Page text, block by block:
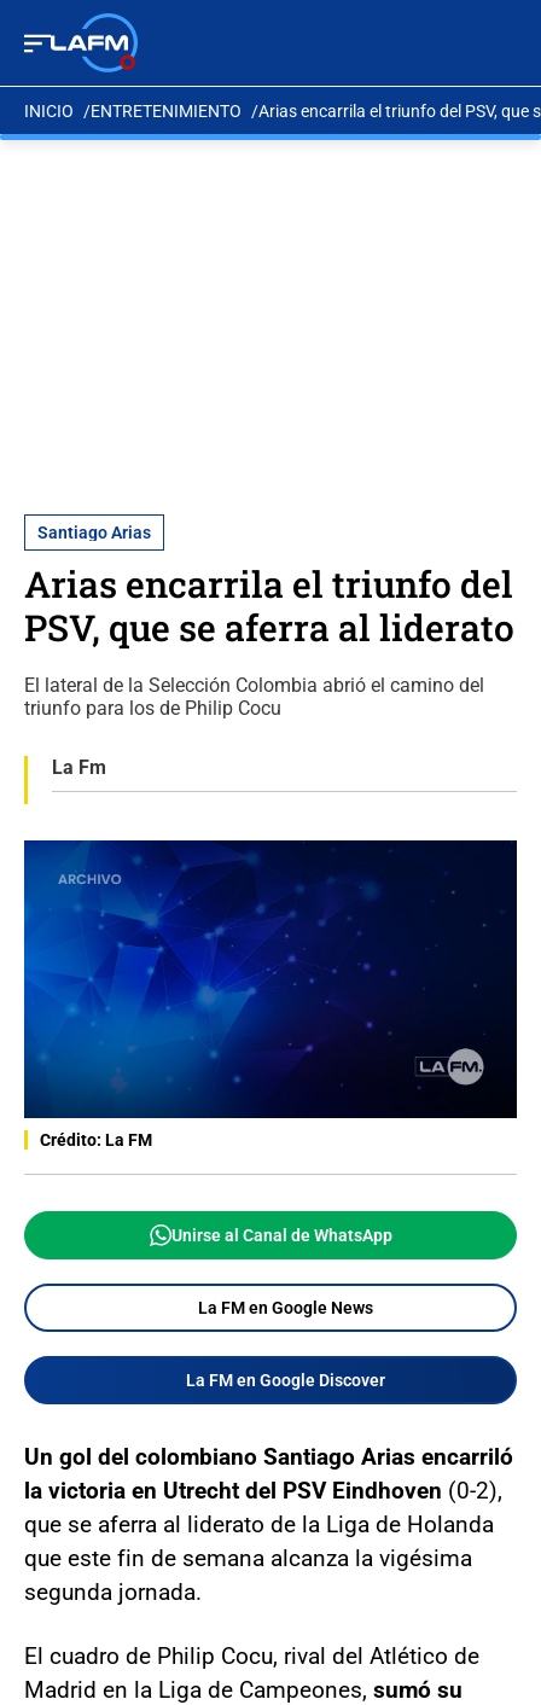
INICIO ENTRETENIMIENTO Arias encarrila el triunfo del PSV, que
Santiago Arias
Arias encarrila el triunfo del
PSV, que se aferra al liderato
El lateral de la Selección Colombia abrió el camino del
triunfo para los de Philip Cocu
La Fm
Crédito: La FM
Unirse al Canal de WhatsApp
La FM en Google News
La FM en Google Discover
Un gol del colombiano Santiago Arias encarriló
la victoria en Utrecht del PSV Eindhoven (0-2),
que se aferra al liderato de la Liga de Holanda
que este fin de semana alcanza la vigésima
segunda jornada.
El cuadro de Philip Cocu, rival del Atlético de
Madrid en la Liga de Campeones, sumó su